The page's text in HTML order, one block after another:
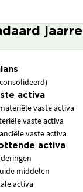
activa
vaste activa
vaste activa
vaste activa
activa
middelen
activa